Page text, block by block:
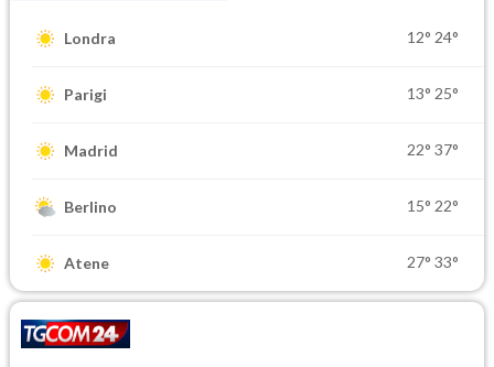
Londra 12° 24°
Parigi 13° 25°
Madrid 22° 37°
Berlino 15° 22°
Atene 27° 33°